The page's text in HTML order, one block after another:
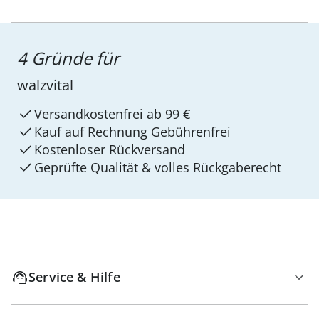
4 Gründe für
walzvital
Versandkostenfrei ab 99 €
Kauf auf Rechnung Gebührenfrei
Kostenloser Rückversand
Geprüfte Qualität & volles Rückgaberecht
Service & Hilfe